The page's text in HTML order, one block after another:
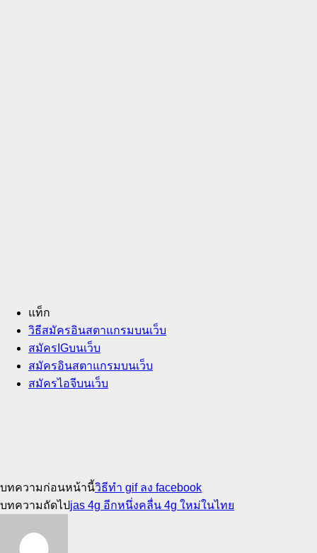
แท็ก
วิธีสมัครอินสตาแกรมบนเว็บ
สมัครIGบนเว็บ
สมัครอินสตาแกรมบนเว็บ
สมัครไอจีบนเว็บ
บทความก่อนหน้านี้วิธีทํา gif ลง facebook
บทความถัดไปjas 4g อีกหนึ่งคลื่น 4g ใหม่ในไทย